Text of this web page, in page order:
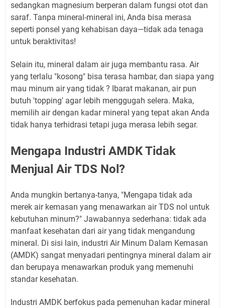
sedangkan magnesium berperan dalam fungsi otot dan
saraf. Tanpa mineral-mineral ini, Anda bisa merasa
seperti ponsel yang kehabisan daya—tidak ada tenaga
untuk beraktivitas!
Selain itu, mineral dalam air juga membantu rasa. Air
yang terlalu "kosong" bisa terasa hambar, dan siapa yang
mau minum air yang tidak ? Ibarat makanan, air pun
butuh 'topping' agar lebih menggugah selera. Maka,
memilih air dengan kadar mineral yang tepat akan Anda
tidak hanya terhidrasi tetapi juga merasa lebih segar.
Mengapa Industri AMDK Tidak
Menjual Air TDS Nol?
Anda mungkin bertanya-tanya, "Mengapa tidak ada
merek air kemasan yang menawarkan air TDS nol untuk
kebutuhan minum?" Jawabannya sederhana: tidak ada
manfaat kesehatan dari air yang tidak mengandung
mineral. Di sisi lain, industri Air Minum Dalam Kemasan
(AMDK) sangat menyadari pentingnya mineral dalam air
dan berupaya menawarkan produk yang memenuhi
standar kesehatan.
Industri AMDK berfokus pada pemenuhan kadar mineral